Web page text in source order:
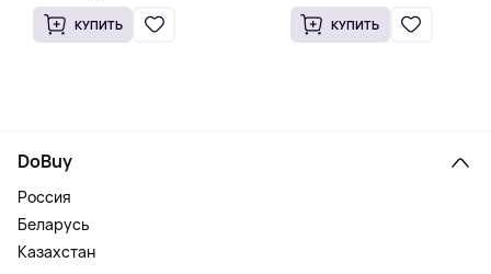
КУПИТЬ КУПИТЬ
DoBuy
Россия
Беларусь
Казахстан